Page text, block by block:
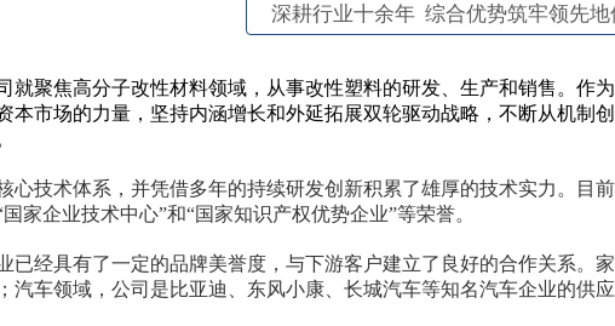
深耕行业十余年 综合优势筑牢领先地
就聚焦高分子改性材料领域，从事改性塑料的研发、生产和销售。
本市场的力量，坚持内涵增长和外延拓展双轮驱动战略，不断从机
心技术体系，并凭借多年的持续研发创新积累了雄厚的技术实力。目
家企业技术中心”和“国家知识产权优势企业”等荣誉。
经具有了一定的品牌美誉度，与下游客户建立了良好的合作关系。
汽车领域，公司 是比亚迪、东风小康、长城汽车等知名汽车企业的供应